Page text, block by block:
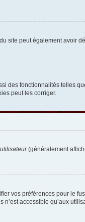
site peut également avoir
des fonctionnalités telles
peut les corriger.
(généralement
vos préférences pour le
accessible qu’aux